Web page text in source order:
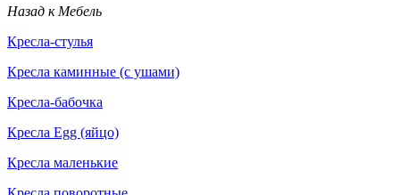
Назад к Мебель
Кресла-стулья
Кресла каминные (с ушами)
Кресла-бабочка
Кресла Egg (яйцо)
Кресла маленькие